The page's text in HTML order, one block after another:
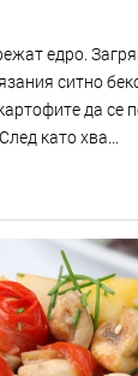
едро.
ситно
да се
като хва...